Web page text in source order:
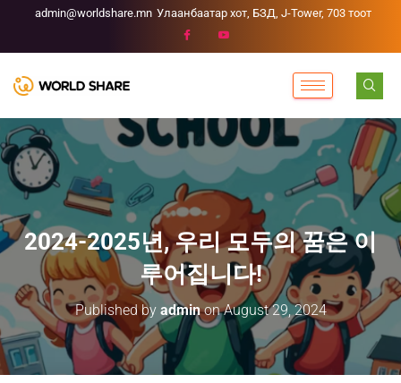
admin@worldshare.mn Улаанбаатар хот, БЗД, J-Tower, 703 тоот
2024-2025년, 우리 모두의 꿈은 이
루어집니다!
Published by adminonAugust 29, 2024